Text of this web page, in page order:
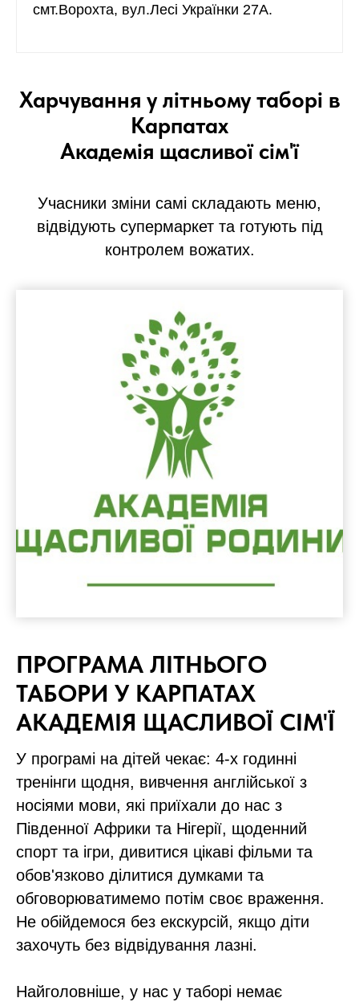
смт.Ворохта, вул.Лесі Українки 27А.
Харчування у літньому таборі в
Карпатах
Академія щасливої сім'ї
Учасники зміни самі складають меню,
відвідують супермаркет та готують під
контролем вожатих.
ПРОГРАМА ЛІТНЬОГО
ТАБОРИ У КАРПАТАХ
АКАДЕМІЯ ЩАСЛИВОЇ СІМ'Ї
У програмі на дітей чекає: 4-х годинні
тренінги щодня, вивчення англійської з
носіями мови, які приїхали до нас з
Південної Африки та Нігерії, щоденний
спорт та ігри, дивитися цікаві фільми та
обов'язково ділитися думками та
обговорюватимемо потім своє враження.
Не обійдемося без екскурсій, якщо діти
захочуть без відвідування лазні.
Найголовніше, у нас у таборі немає